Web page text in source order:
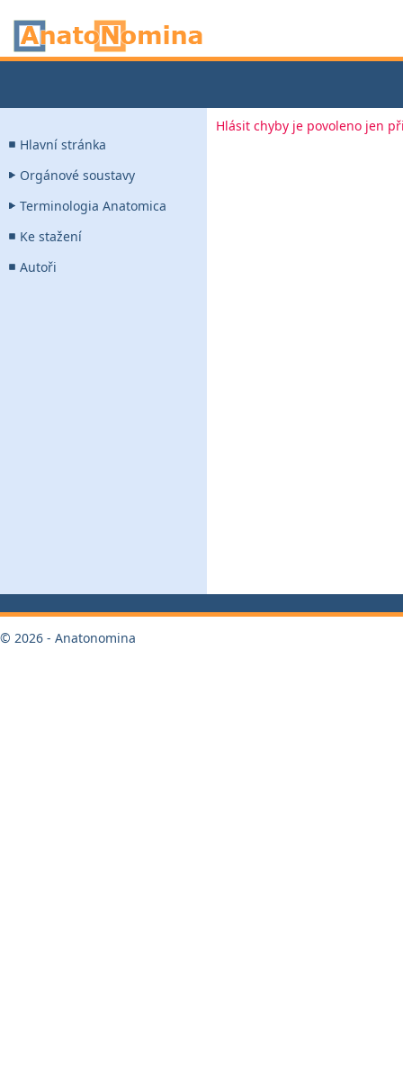
Hlavní stránka
Orgánové soustavy
Terminologia Anatomica
Ke stažení
Autoři
Hlásit chyby je povoleno jen
© 2026 - Anatonomina